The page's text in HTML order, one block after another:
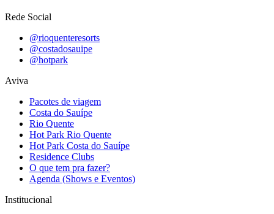
Rede Social
@rioquenteresorts
@costadosauipe
@hotpark
Aviva
Pacotes de viagem
Costa do Sauípe
Rio Quente
Hot Park Rio Quente
Hot Park Costa do Sauípe
Residence Clubs
O que tem pra fazer?
Agenda (Shows e Eventos)
Institucional